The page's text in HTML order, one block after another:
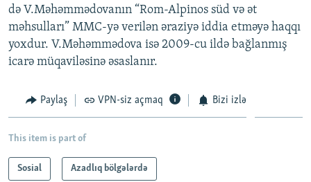
də V.Məhəmmədovanın “Rom-Alpinos süd və ət
məhsulları” MMC-yə verilən əraziyə iddia etməyə haqqı
yoxdur. V.Məhəmmədova isə 2009-cu ildə bağlanmış
icarə müqaviləsinə əsaslanır.
Paylaş VPN-siz açmaq Bizi izlə
This item is part of
Sosial Azadlıq bölgələrdə